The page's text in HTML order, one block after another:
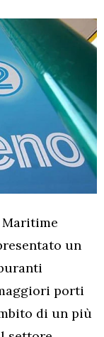
un
porti
di un più